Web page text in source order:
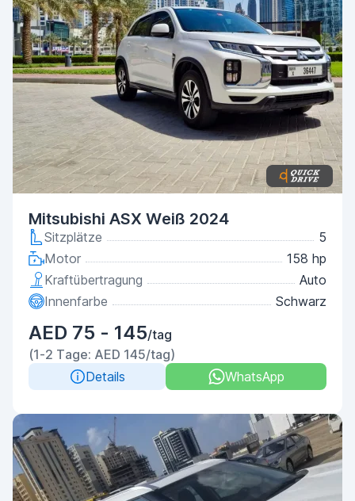
Mitsubishi ASX Weiß 2024
Sitzplätze
5
Motor
158 hp
Kraftübertragung
Auto
Innenfarbe
Schwarz
AED 75 - 145/tag
(1-2 Tage: AED 145/tag)
Details
WhatsApp